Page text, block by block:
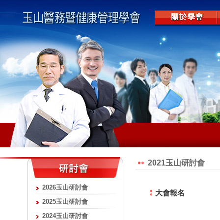
2026玉山研討會
2025玉山研討會
2024玉山研討會
2021玉山研討會
大會報名